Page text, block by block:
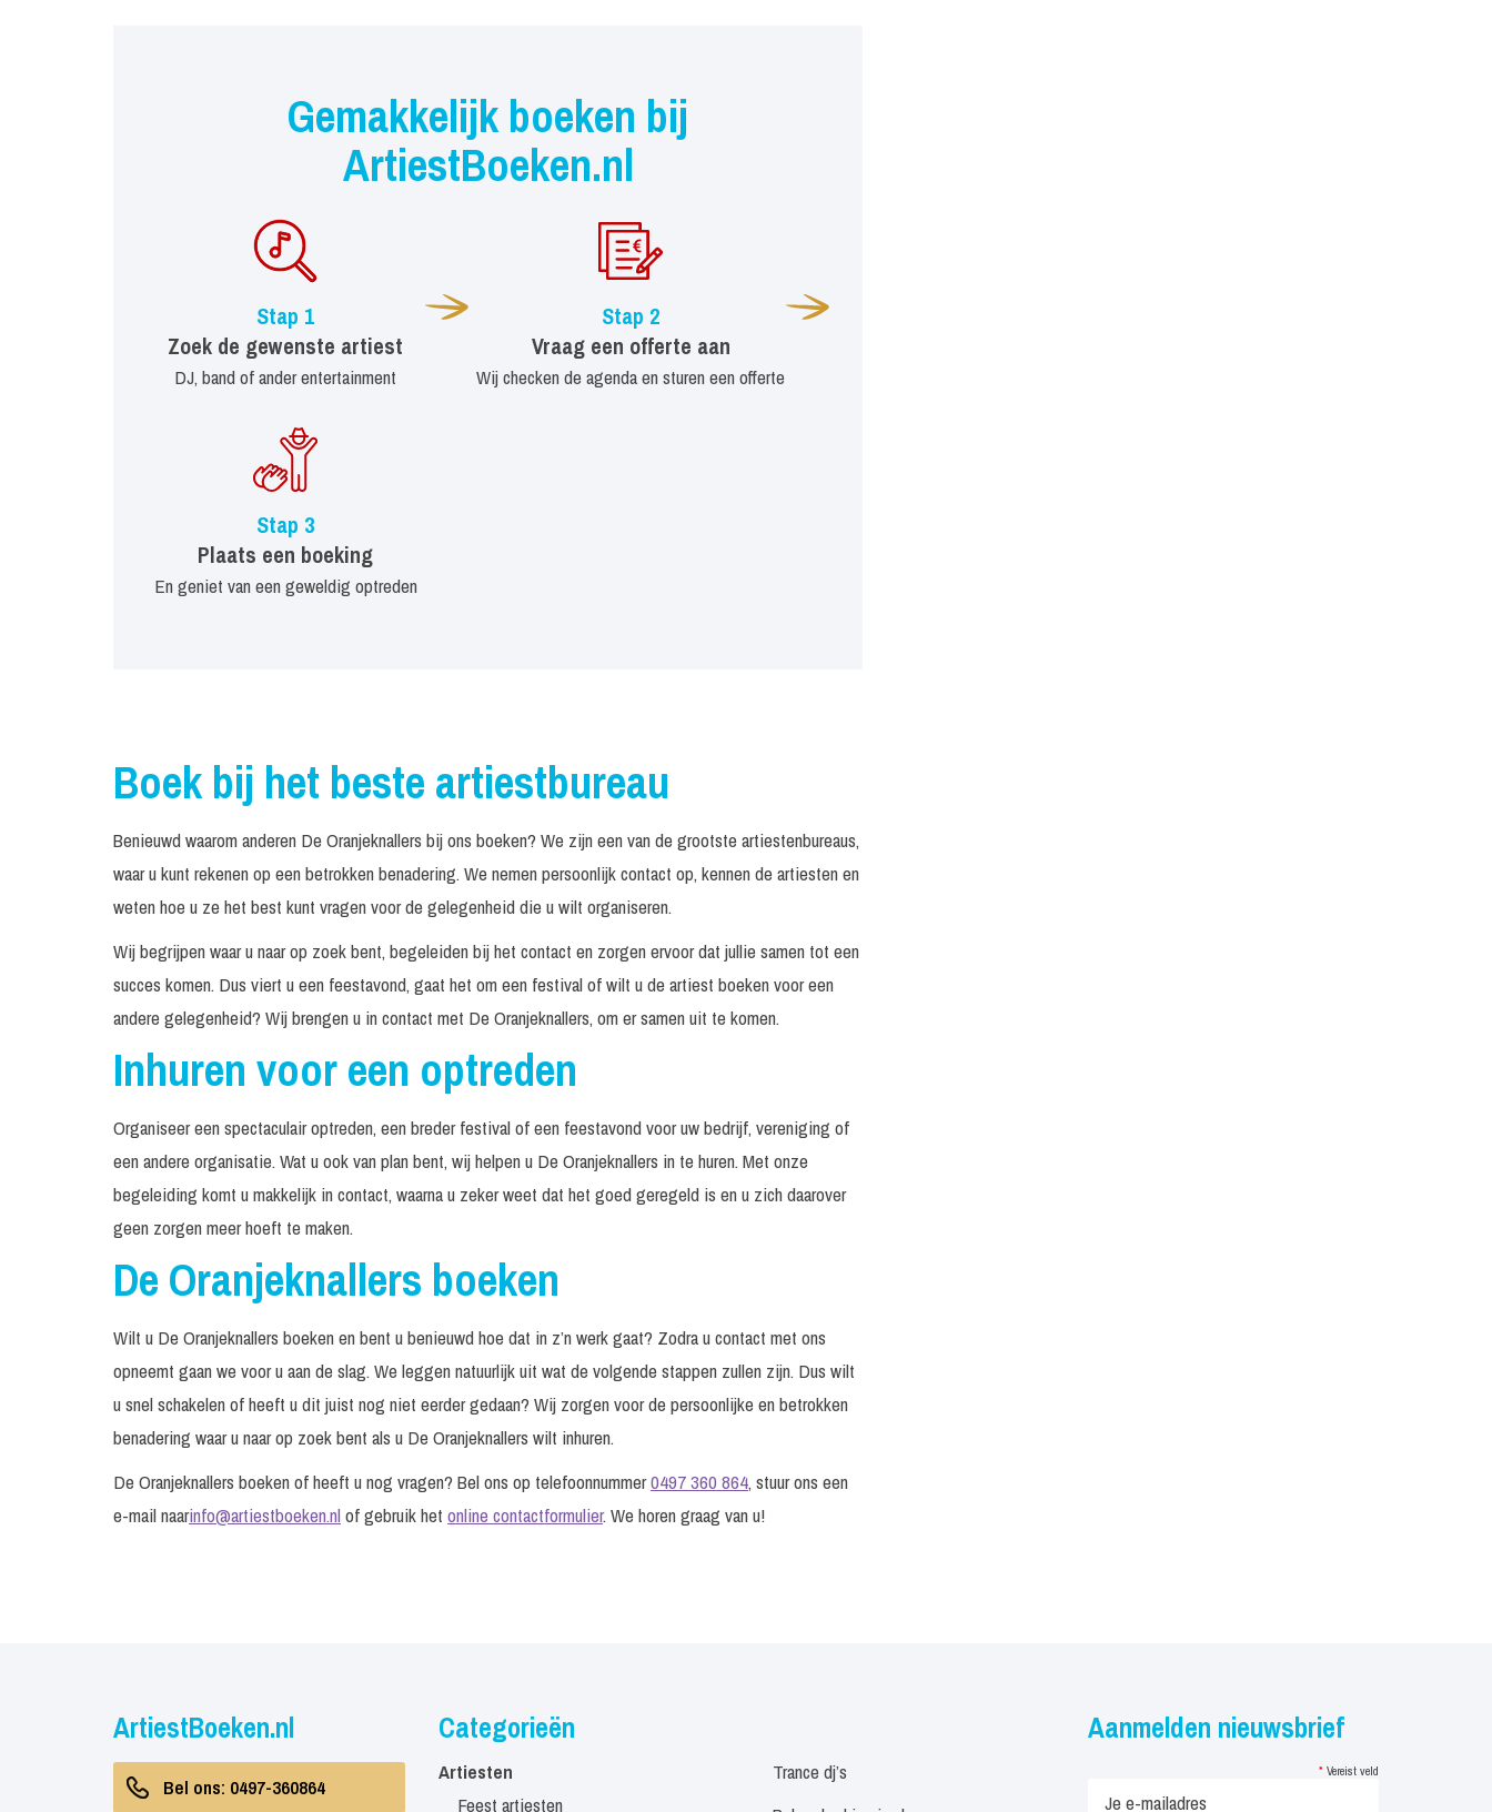
Gemakkelijk boeken bij
ArtiestBoeken.nl
Stap 1
Zoek de gewenste artiest
DJ, band of ander entertainment
Stap 2
Vraag een offerte aan
Wij checken de agenda en sturen een offerte
Stap 3
Plaats een boeking
En geniet van een geweldig optreden
Boek bij het beste artiestbureau
Benieuwd waarom anderen De Oranjeknallers bij ons boeken? We zijn een van de grootste artiestenbureaus,
waar u kunt rekenen op een betrokken benadering. We nemen persoonlijk contact op, kennen de artiesten en
weten hoe u ze het best kunt vragen voor de gelegenheid die u wilt organiseren.
Wij begrijpen waar u naar op zoek bent, begeleiden bij het contact en zorgen ervoor dat jullie samen tot een
succes komen. Dus viert u een feestavond, gaat het om een festival of wilt u de artiest boeken voor een
andere gelegenheid? Wij brengen u in contact met De Oranjeknallers, om er samen uit te komen.
Inhuren voor een optreden
Organiseer een spectaculair optreden, een breder festival of een feestavond voor uw bedrijf, vereniging of
een andere organisatie. Wat u ook van plan bent, wij helpen u De Oranjeknallers in te huren. Met onze
begeleiding komt u makkelijk in contact, waarna u zeker weet dat het goed geregeld is en u zich daarover
geen zorgen meer hoeft te maken.
De Oranjeknallers boeken
Wilt u De Oranjeknallers boeken en bent u benieuwd hoe dat in z’n werk gaat? Zodra u contact met ons
opneemt gaan we voor u aan de slag. We leggen natuurlijk uit wat de volgende stappen zullen zijn. Dus wilt
u snel schakelen of heeft u dit juist nog niet eerder gedaan? Wij zorgen voor de persoonlijke en betrokken
benadering waar u naar op zoek bent als u De Oranjeknallers wilt inhuren.
De Oranjeknallers boeken of heeft u nog vragen? Bel ons op telefoonnummer0497 360 864, stuur ons een
e-mail naarinfo@artiestboeken.nlof gebruik het online contactformulier. We horen graag van u!
ArtiestBoeken.nl
Bel ons: 0497-360864
Categorieën
Artiesten
Feest artiesten
Trance dj’s
Aanmelden nieuwsbrief
* Vereist veld